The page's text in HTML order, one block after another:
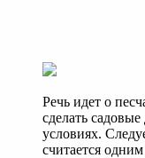
Речь идет о
сделать
условиях.
считается